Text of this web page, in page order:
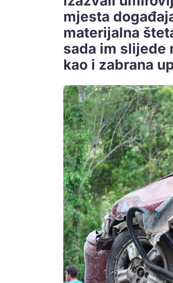
mjesta
materijalna
sada im slijede
kao i zabrana